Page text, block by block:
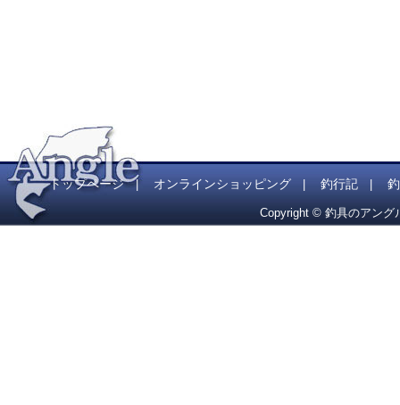
トップページ| オンラインショッピング| 釣行記
Copyright © 釣具のアン